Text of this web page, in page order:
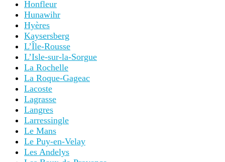
Honfleur
Hunawihr
Hyères
Kaysersberg
L’Île-Rousse
L’Isle-sur-la-Sorgue
La Rochelle
La Roque-Gageac
Lacoste
Lagrasse
Langres
Larressingle
Le Mans
Le Puy-en-Velay
Les Andelys